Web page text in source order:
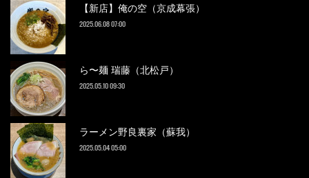
【新店】俺の空（京成幕張）
2025.06.08 07:00
ら〜麺 瑞藤（北松戸）
2025.05.10 09:30
ラーメン野良裏家（蘇我）
2025.05.04 05:00